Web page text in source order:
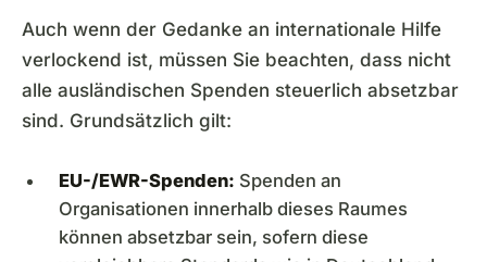
Auch wenn der Gedanke an internationale Hilfe
verlockend ist, müssen Sie beachten, dass nicht
alle ausländischen Spenden steuerlich absetzbar
sind. Grundsätzlich gilt:
EU-/EWR-Spenden: Spenden an
Organisationen innerhalb dieses Raumes
können absetzbar sein, sofern diese